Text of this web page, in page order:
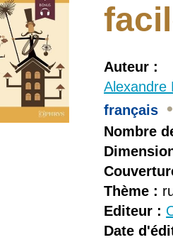
Auteur :
Alexandre
français •
Nombre
Thème :
Editeur :
Date